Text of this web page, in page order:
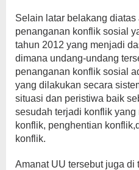
Selain latar belakang
penanganan konflik sosial
tahun 2012 yang menjadi
dimana undang-undang
penanganan konflik sosial
yang dilakukan secara
situasi dan peristiwa baik
sesudah terjadi konflik
konflik, penghentian
konflik.
Amanat UU tersebut juga